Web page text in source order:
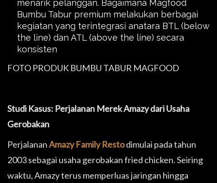
menarik pelanggan. Bagaimana Magfood
Bumbu Tabur premium melakukan berbagai
kegiatan yang terintegrasi anatara BTL (below
the line) dan ATL (above the line) secara
konsisten
FOTO PRODUK BUMBU TABUR MAGFOOD
Studi Kasus: Perjalanan Merek Amazy dari Usaha
Gerobakan
PerjalananAmazy Family Restodimulai pada tahun
2003 sebagai usaha gerobakan fried chicken. Seiring
waktu, Amazy terus memperluas jaringan hingga